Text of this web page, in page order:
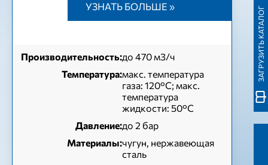
УЗНАТЬ БОЛЬШЕ »
Производительность:до 470 м3/ч
Температура:макс. температура
газа: 120°C; макс.
температура
жидкости: 50°C
Давление:до 2 бар
Материалы:чугун, нержавеющая
сталь
ЗАГРУЗИТЬ КАТАЛОГ